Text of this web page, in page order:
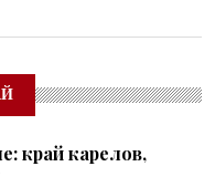
край карелов,